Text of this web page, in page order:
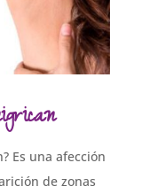
Es una afección
de zonas